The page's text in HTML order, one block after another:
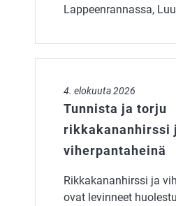
Lappeenrannassa,
4. elokuuta 2026
Tunnista ja torju
rikkakananhirssi
viherpantaheinä
Rikkakananhirssi ja
ovat levinneet